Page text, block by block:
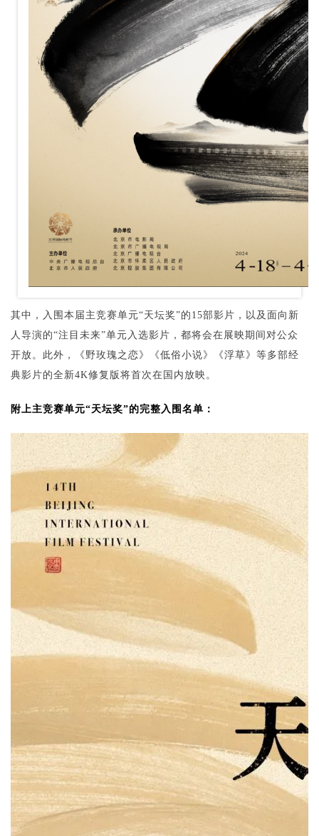
其中，入围本届主竞赛单元“天坛奖”的15部影片，以及面向新
人导演的“注目未来”单元入选影片，都将会在展映期间对公众
开放。此外，《野玫瑰之恋》《低俗小说》《浮草》等多部经
典影片的全新4K修复版将首次在国内放映。
附上主竞赛单元“天坛奖”的完整入围名单：